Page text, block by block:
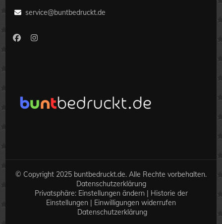
service@buntbedruckt.de
© Copyright 2025 buntbedruckt.de. Alle Rechte vorbehalten.
Datenschutzerklärung
Privatsphäre: Einstellungen ändern | Historie der
Einstellungen | Einwilligungen widerrufen
Datenschutzerklärung